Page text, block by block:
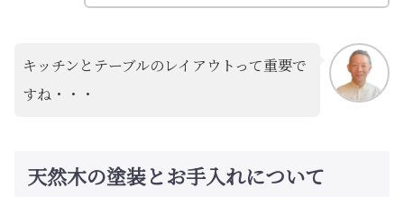
キッチンとテーブルのレイアウトって重要で
すね・・・
天然木の塗装とお手入れについて